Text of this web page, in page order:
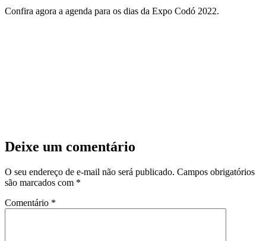
Confira agora a agenda para os dias da Expo Codó 2022.
Deixe um comentário
O seu endereço de e-mail não será publicado. Campos obrigatórios
são marcados com *
Comentário *